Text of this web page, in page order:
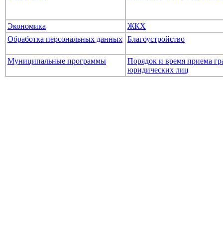
Экономика
ЖКХ
Обработка персональных данных Благоустройство
Муниципальные программы
Порядок и время приема
юридических лиц